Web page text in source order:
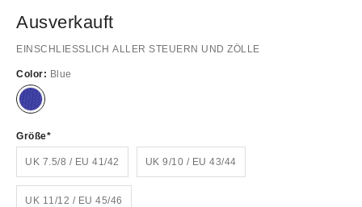
Ausverkauft
EINSCHLIESSLICH ALLER STEUERN UND ZÖLLE
Color: Blue
Ausverkauft!
Größe
UK 7.5/8 / EU 41/42 UK 9/10 / EU 43/44
UK 11/12 / EU 45/46